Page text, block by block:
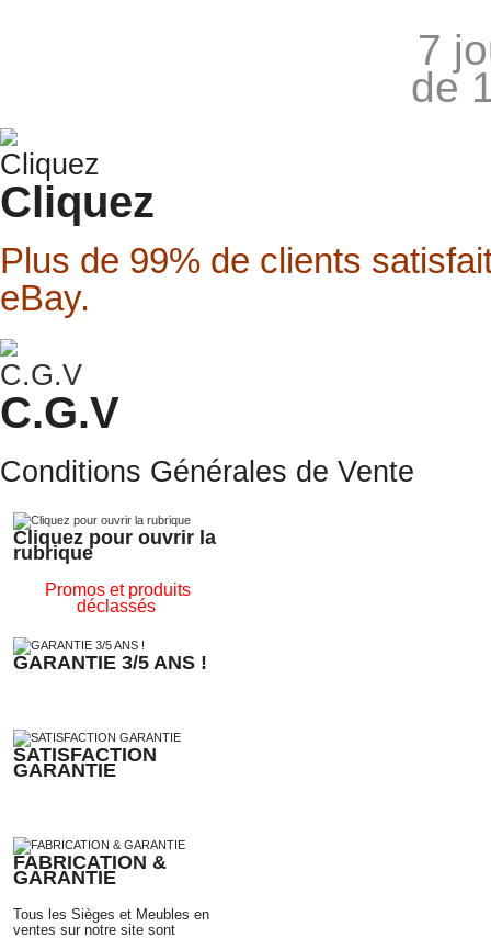
7
de
Cliquez
Plus de 99% de clients
eBay.
C.G.V
Conditions Générales de Vente
Cliquez pour ouvrir la
rubrique
Promos et produits
déclassés
GARANTIE 3/5 ANS !
SATISFACTION
GARANTIE
FABRICATION &
GARANTIE
Tous les Sièges et Meubles en
ventes sur notre site sont